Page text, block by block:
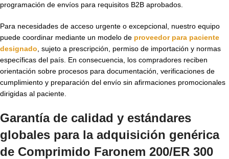
programación de envíos para requisitos B2B aprobados.
Para necesidades de acceso urgente o excepcional, nuestro equipo
puede coordinar mediante un modelo de proveedor para paciente
designado , sujeto a prescripción, permiso de importación y normas
específicas del país. En consecuencia, los compradores reciben
orientación sobre procesos para documentación, verificaciones de
cumplimiento y preparación del envío sin afirmaciones promocionales
dirigidas al paciente.
Garantía de calidad y estándares
globales para la adquisición genérica
de Comprimido Faronem 200/ER 300